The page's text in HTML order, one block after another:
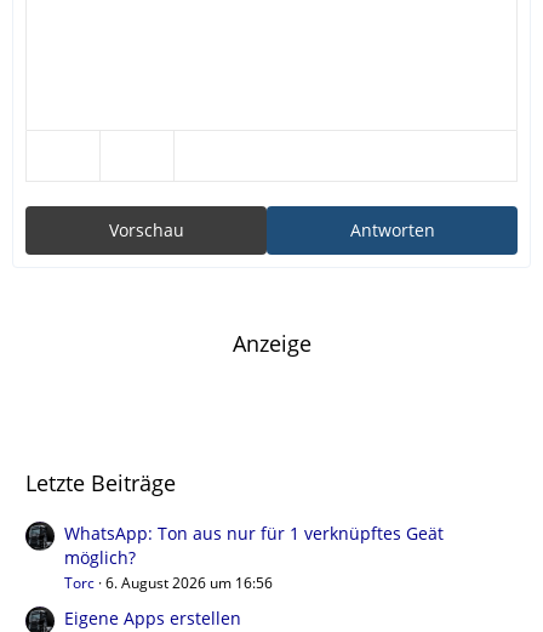
Antworten
Vorschau
Anzeige
Letzte Beiträge
WhatsApp: Ton aus nur für 1 verknüpftes Geät
möglich?
Torc 6. August 2026 um 16:56
Eigene Apps erstellen